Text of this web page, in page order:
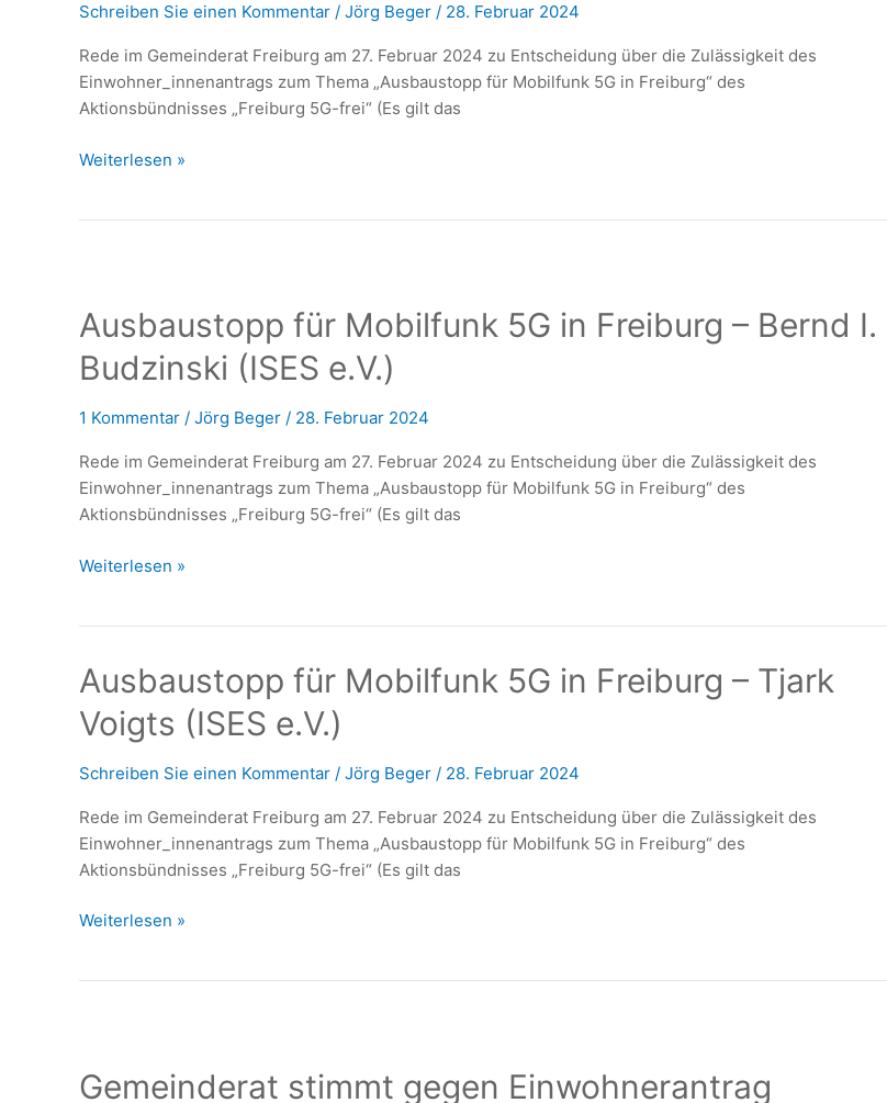
nicht-
HF-
EMF-
Fremd-
Schreiben Sie einen Kommentar / Jörg Beger / 28. Februar 2024
Rede im Gemeinderat Freiburg am 27. Februar 2024 zu Entscheidung über die Zulässigkeit des
Einwohner_innenantrags zum Thema „Ausbaustopp für Mobilfunk 5G in Freiburg“ des
Aktionsbündnisses „Freiburg 5G-frei“ (Es gilt das
Ausbaustopp
–
Dr.
med.
Bergmann
FR-
5G-
frei)
Weiterlesen »
Ausbaustopp für Mobilfunk 5G in Freiburg – Bernd I.
Budzinski (ISES e.V.)
1 Kommentar / Jörg Beger / 28. Februar 2024
Rede im Gemeinderat Freiburg am 27. Februar 2024 zu Entscheidung über die Zulässigkeit des
Einwohner_innenantrags zum Thema „Ausbaustopp für Mobilfunk 5G in Freiburg“ des
Aktionsbündnisses „Freiburg 5G-frei“ (Es gilt das
Ausbaustopp
in
Freiburg
–
I.
(ISES
e.V.)
Weiterlesen »
Ausbaustopp für Mobilfunk 5G in Freiburg – Tjark
Voigts (ISES e.V.)
Schreiben Sie einen Kommentar / Jörg Beger / 28. Februar 2024
Rede im Gemeinderat Freiburg am 27. Februar 2024 zu Entscheidung über die Zulässigkeit des
Einwohner_innenantrags zum Thema „Ausbaustopp für Mobilfunk 5G in Freiburg“ des
Aktionsbündnisses „Freiburg 5G-frei“ (Es gilt das
Ausbaustopp
–
Weiterlesen »
Gemeinderat stimmt gegen Einwohnerantrag